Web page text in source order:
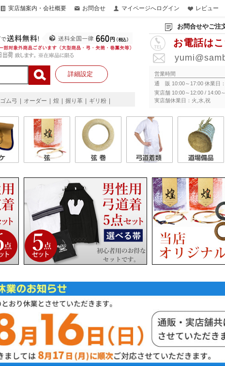
実店舗案内・会社概要 お問合せ マイページへログイン レビュー
詳細設定
ゴム弓 オーダー 煌 握り革 ギリ粉
お問合せやご注
お電話は
営業時間
通 販 10:00～17:00 休業日
実店舗 10:00～12:00 / 14:00
実店舗休業日：火,水,祝